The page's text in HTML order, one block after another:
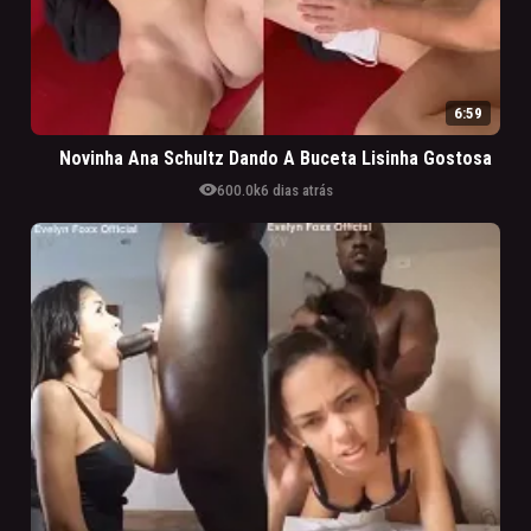
6:59
Novinha Ana Schultz Dando A Buceta Lisinha Gostosa
visibility600.0k6 dias atrás